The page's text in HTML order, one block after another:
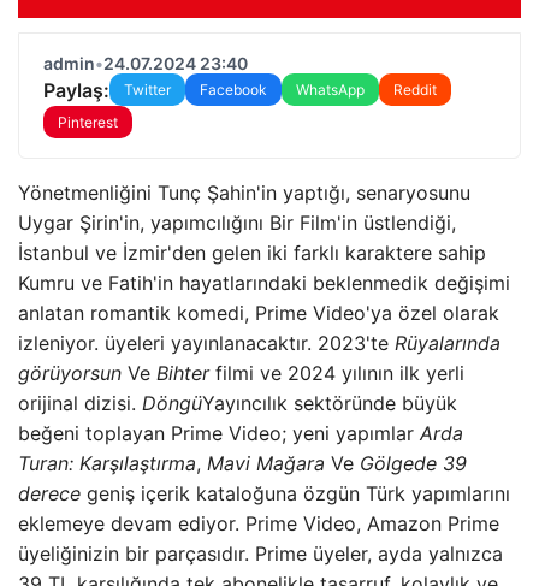
admin•24.07.2024 23:40
Paylaş: Twitter Facebook WhatsApp
Reddit
Pinterest
Yönetmenliğini Tunç Şahin'in yaptığı, senaryosunu
Uygar Şirin'in, yapımcılığını Bir Film'in üstlendiği,
İstanbul ve İzmir'den gelen iki farklı karaktere sahip
Kumru ve Fatih'in hayatlarındaki beklenmedik değişimi
anlatan romantik komedi, Prime Video'ya özel olarak
izleniyor. üyeleri yayınlanacaktır. 2023'te Rüyalarında
görüyorsun Ve Bihterfilmi ve 2024 yılının ilk yerli
orijinal dizisi. DöngüYayıncılık sektöründe büyük
beğeni toplayan Prime Video; yeni yapımlar Arda
Turan: Karşılaştırma, Mavi Mağara Ve Gölgede 39
derece geniş içerik kataloğuna özgün Türk yapımlarını
eklemeye devam ediyor. Prime Video, Amazon Prime
üyeliğinizin bir parçasıdır. Prime üyeler, ayda yalnızca